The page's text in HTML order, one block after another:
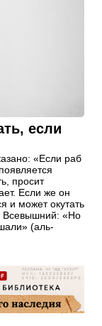
если
«Если раб
просит
Если же он
и может окутать
Всевышний: «Но
(аль-